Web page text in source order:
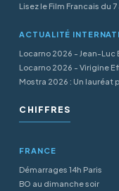
Lisez le Film Francais du
ACTUALITÉ
Locarno 2026 - Jean-Luc
Locarno 2026 - Virigine
Mostra 2026 : Un lauréat
CHIFFRES
FRANCE
Démarrages 14h Paris
BO au dimanche soir